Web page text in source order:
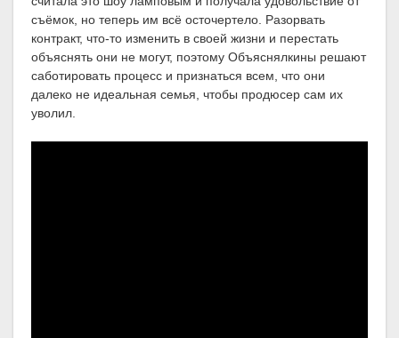
съёмок, но теперь им всё осточертело. Разорвать
контракт, что-то изменить в своей жизни и перестать
объяснять они не могут, поэтому Объяснялкины решают
саботировать процесс и признаться всем, что они
далеко не идеальная семья, чтобы продюсер сам их
уволил.